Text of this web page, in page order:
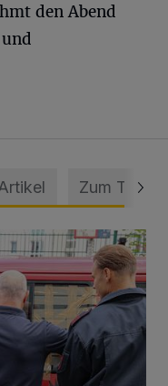
den Abend
Zum Thema
VW Bulli